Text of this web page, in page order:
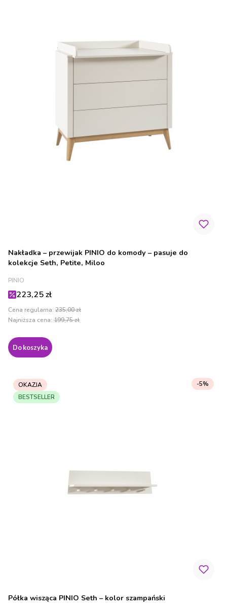
Nakładka – przewijak PINIO do komody – pasuje do
kolekcje Seth, Petite, Miloo
PRODUCENT
PINIO
Cena promocyjna
223,25 zł
Cena regularna: 235,00 zł
Najniższa cena: 199,75 zł
Do koszyka
OKAZJA
BESTSELLER
Półka wisząca PINIO Seth – kolor szampański
-5%